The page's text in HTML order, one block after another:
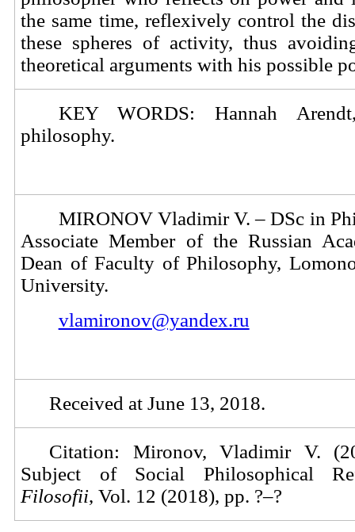
the same time, reflexively control the
these spheres of activity, thus
theoretical arguments with his possible
KEY WORDS: Hannah
philosophy.
MIRONOV Vladimir V. – DSc in
Associate Member of the Russian
Dean of Faculty of Philosophy,
University.
vlamironov@yandex.ru
Received atJune 13, 2018.
Citation: Mironov, Vladimir V.
Subject of Social Philosophical
Filosofii, Vol. 12 (2018), pp. ?–?